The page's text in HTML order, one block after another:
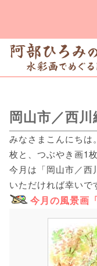
岡山市／西川
みなさまこんにちは
枚と、つぶやき画1
今月は「岡山市／西
いただければ幸いで
今月の風景画